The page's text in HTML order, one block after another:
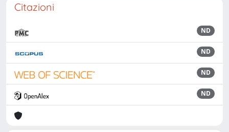
Citazioni
ND
ND
ND
ND